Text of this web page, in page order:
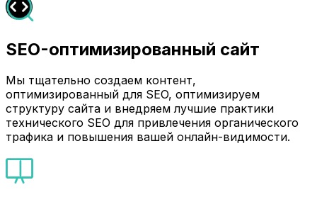
SEO-оптимизированный сайт
Мы тщательно создаем контент,
оптимизированный для SEO, оптимизируем
структуру сайта и внедряем лучшие практики
технического SEO для привлечения органического
трафика и повышения вашей онлайн-видимости.